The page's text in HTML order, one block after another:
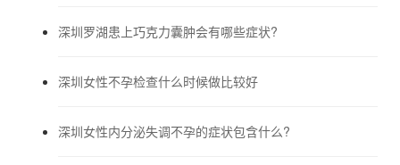
深圳罗湖患上巧克力囊肿会有哪些症状?
深圳女性不孕检查什么时候做比较好
深圳女性内分泌失调不孕的症状包含什么?